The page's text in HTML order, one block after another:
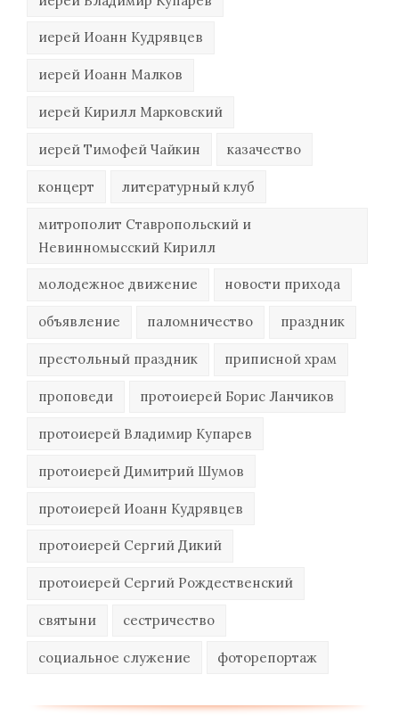
иерей Иоанн Кудрявцев
иерей Иоанн Малков
иерей Кирилл Марковский
иерей Тимофей Чайкин казачество
концерт литературный клуб
митрополит Ставропольский и
Невинномысский Кирилл
молодежное движение новости прихода
объявление паломничество праздник
престольный праздник приписной храм
проповеди протоиерей Борис Ланчиков
протоиерей Владимир Купарев
протоиерей Димитрий Шумов
протоиерей Иоанн Кудрявцев
протоиерей Сергий Дикий
протоиерей Сергий Рождественский
святыни сестричество
социальное служение фоторепортаж